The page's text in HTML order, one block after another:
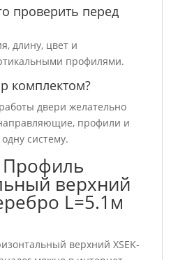
проверить перед
длину, цвет и
профилями.
комплектом?
двери желательно
профили и
систему.
Профиль
верхний
L=5.1м
верхний ХSEK-